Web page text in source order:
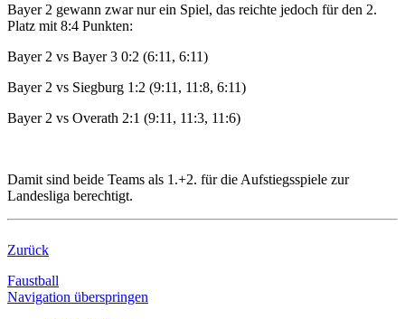
Bayer 2 gewann zwar nur ein Spiel, das reichte jedoch für den 2.
Platz mit 8:4 Punkten:
Bayer 2 vs Bayer 3 0:2 (6:11, 6:11)
Bayer 2 vs Siegburg 1:2 (9:11, 11:8, 6:11)
Bayer 2 vs Overath 2:1 (9:11, 11:3, 11:6)
Damit sind beide Teams als 1.+2. für die Aufstiegsspiele zur
Landesliga berechtigt.
Zurück
Faustball
Navigation überspringen